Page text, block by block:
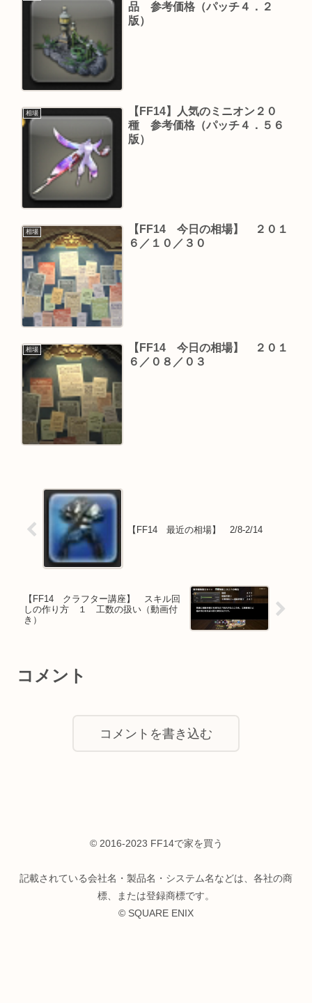
品 参考価格（パッチ４．２
版）
相場
【FF14】人気のミニオン２０
種 参考価格（パッチ４．５６
版）
相場
【FF14 今日の相場】 ２０１
６／１０／３０
相場
【FF14 今日の相場】 ２０１
６／０８／０３
【FF14 最近の相場】 2/8-2/14
【FF14 クラフター講座】 スキル回
しの作り方 １ 工数の扱い（動画付
き）
コメント
コメントを書き込む
© 2016-2023 FF14で家を買う
記載されている会社名・製品名・システム名などは、各社の商
標、または登録商標です。
© SQUARE ENIX